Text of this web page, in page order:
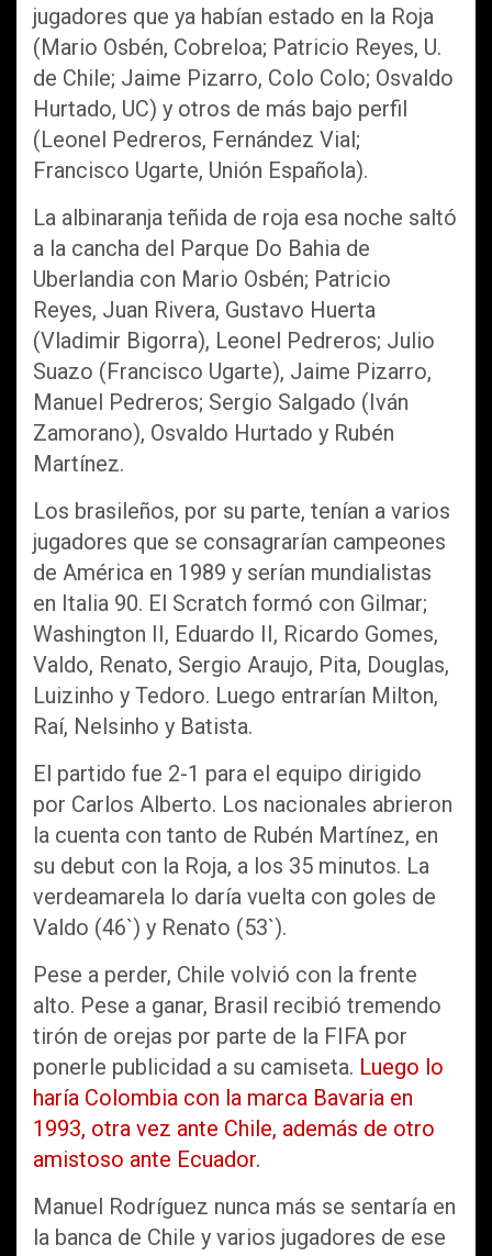
jugadores que ya habían estado en la Roja
(Mario Osbén, Cobreloa; Patricio Reyes, U.
de Chile; Jaime Pizarro, Colo Colo; Osvaldo
Hurtado, UC) y otros de más bajo perfil
(Leonel Pedreros, Fernández Vial;
Francisco Ugarte, Unión Española).
La albinaranja teñida de roja esa noche saltó
a la cancha del Parque Do Bahia de
Uberlandia con Mario Osbén; Patricio
Reyes, Juan Rivera, Gustavo Huerta
(Vladimir Bigorra), Leonel Pedreros; Julio
Suazo (Francisco Ugarte), Jaime Pizarro,
Manuel Pedreros; Sergio Salgado (Iván
Zamorano), Osvaldo Hurtado y Rubén
Martínez.
Los brasileños, por su parte, tenían a varios
jugadores que se consagrarían campeones
de América en 1989 y serían mundialistas
en Italia 90. El Scratch formó con Gilmar;
Washington II, Eduardo II, Ricardo Gomes,
Valdo, Renato, Sergio Araujo, Pita, Douglas,
Luizinho y Tedoro. Luego entrarían Milton,
Raí, Nelsinho y Batista.
El partido fue 2-1 para el equipo dirigido
por Carlos Alberto. Los nacionales abrieron
la cuenta con tanto de Rubén Martínez, en
su debut con la Roja, a los 35 minutos. La
verdeamarela lo daría vuelta con goles de
Valdo (46`) y Renato (53`).
Pese a perder, Chile volvió con la frente
alto. Pese a ganar, Brasil recibió tremendo
tirón de orejas por parte de la FIFA por
ponerle publicidad a su camiseta. Luego lo
haría Colombia con la marca Bavaria en
1993, otra vez ante Chile, además de otro
amistoso ante Ecuador.
Manuel Rodríguez nunca más se sentaría en
la banca de Chile y varios jugadores de ese